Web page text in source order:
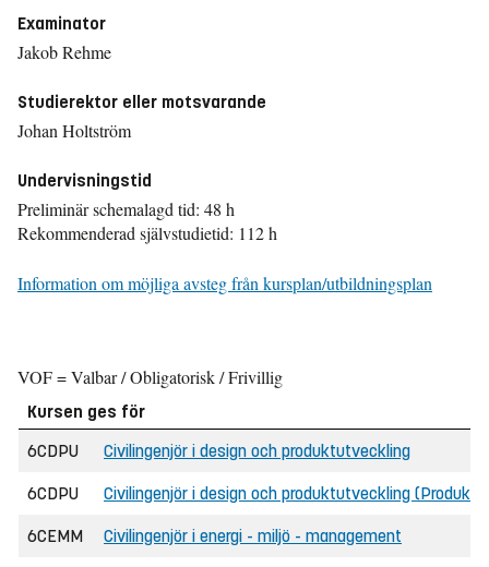
Examinator
Jakob Rehme
Studierektor eller motsvarande
Johan Holtström
Undervisningstid
Preliminär schemalagd tid: 48 h
Rekommenderad självstudietid: 112 h
Information om möjliga avsteg från kursplan/utbildningsplan
VOF = Valbar / Obligatorisk / Frivillig
Kursen ges för
6CDPU
Civilingenjör i design och produktutveckling
6CDPU Civilingenjör i design och produktutveckling
6CEMM Civilingenjör i energi - miljö - management